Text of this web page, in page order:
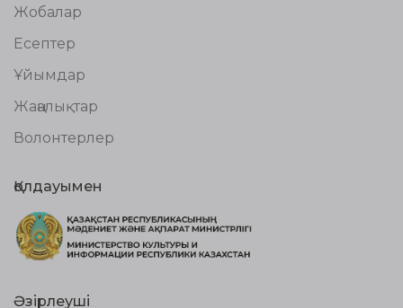
Жобалар
Есептер
Ұйымдар
Жаңалықтар
Волонтерлер
Қолдауымен
Әзірлеуші